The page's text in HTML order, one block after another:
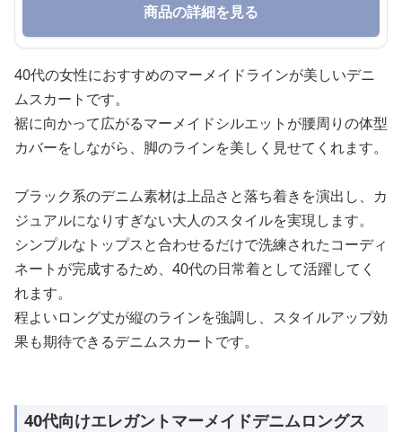
商品の詳細を見る
40代の女性におすすめのマーメイドラインが美しいデニ
ムスカートです。
裾に向かって広がるマーメイドシルエットが腰周りの体型
カバーをしながら、脚のラインを美しく見せてくれます。
ブラック系のデニム素材は上品さと落ち着きを演出し、カ
ジュアルになりすぎない大人のスタイルを実現します。
シンプルなトップスと合わせるだけで洗練されたコーディ
ネートが完成するため、40代の日常着として活躍してく
れます。
程よいロング丈が縦のラインを強調し、スタイルアップ効
果も期待できるデニムスカートです。
40代向けエレガントマーメイドデニムロングス